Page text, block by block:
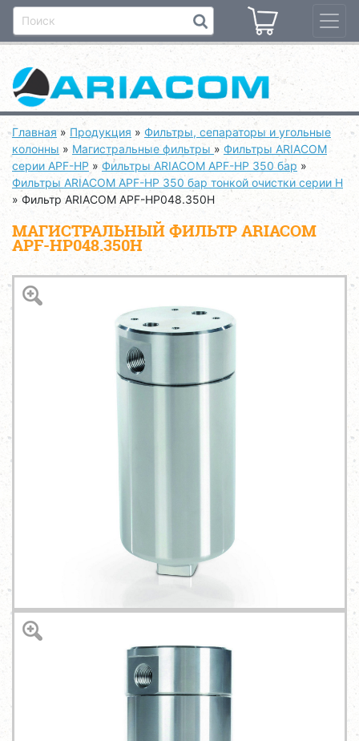
Главная » Продукция » Фильтры, сепараторы и угольные
колонны » Магистральные фильтры » Фильтры ARIACOM
серии APF-HP » Фильтры ARIACOM APF-HP 350 бар »
Фильтры ARIACOM APF-HP 350 бар тонкой очистки серии H
»Фильтр ARIACOM APF-HP048.350H
МАГИСТРАЛЬНЫЙ ФИЛЬТР ARIACOM
APF-HP048.350H